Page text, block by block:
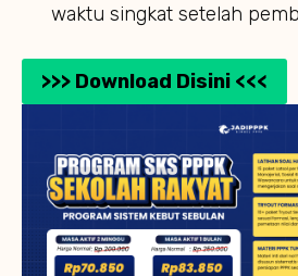
waktu singkat setelah
>>> Download Disini <<<